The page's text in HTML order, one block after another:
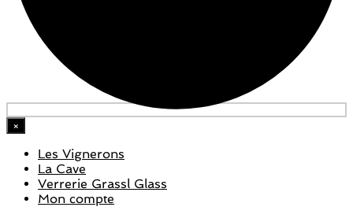
×
Les Vignerons
La Cave
Verrerie Grassl Glass
Mon compte